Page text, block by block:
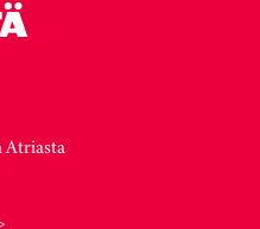
Atriasta